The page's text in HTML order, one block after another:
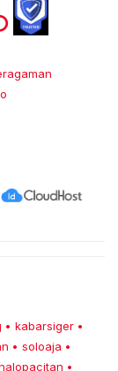
• kabarsiger •
• soloaja •
•